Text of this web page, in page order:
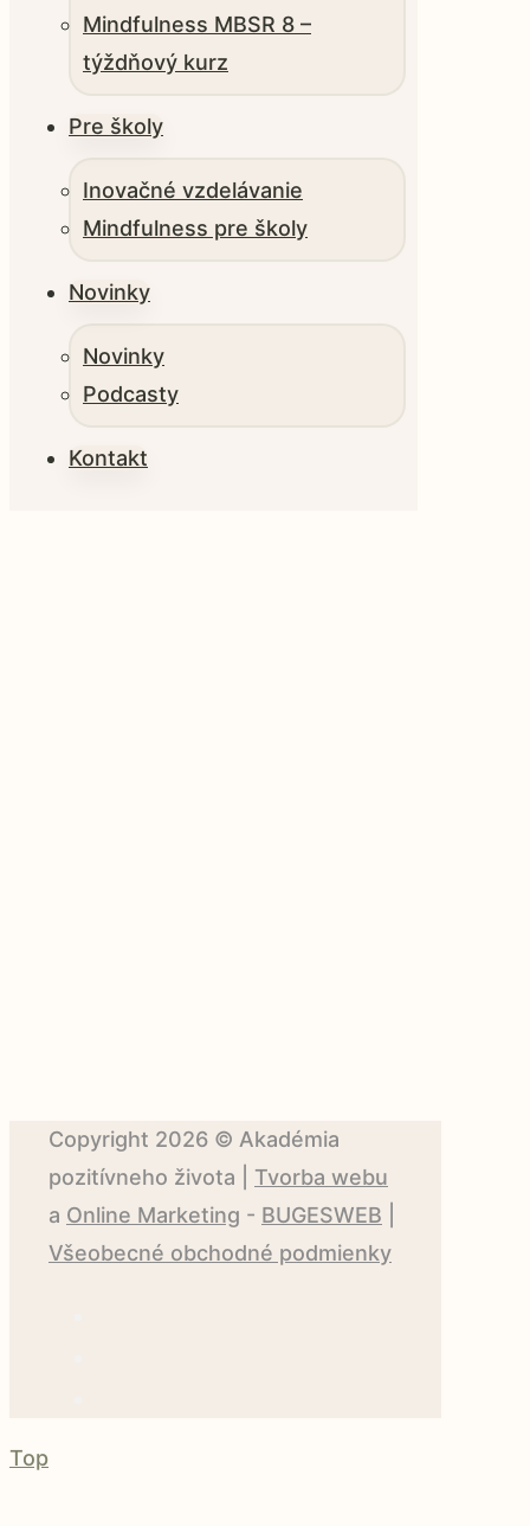
Mindfulness MBSR 8 –
týždňový kurz
Pre školy
Inovačné vzdelávanie
Mindfulness pre školy
Novinky
Novinky
Podcasty
Kontakt
Copyright 2026 © Akadémia
pozitívneho života
Tvorba webu
a Online Marketing - BUGESWEB
Všeobecné obchodné podmienky
Top